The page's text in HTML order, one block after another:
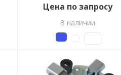
Цена по запросу
В наличии